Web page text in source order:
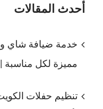
أحدث المقالات
خدمة ضيافة شاي
مميزة لكل مناسبة |
تنظيم حفلات